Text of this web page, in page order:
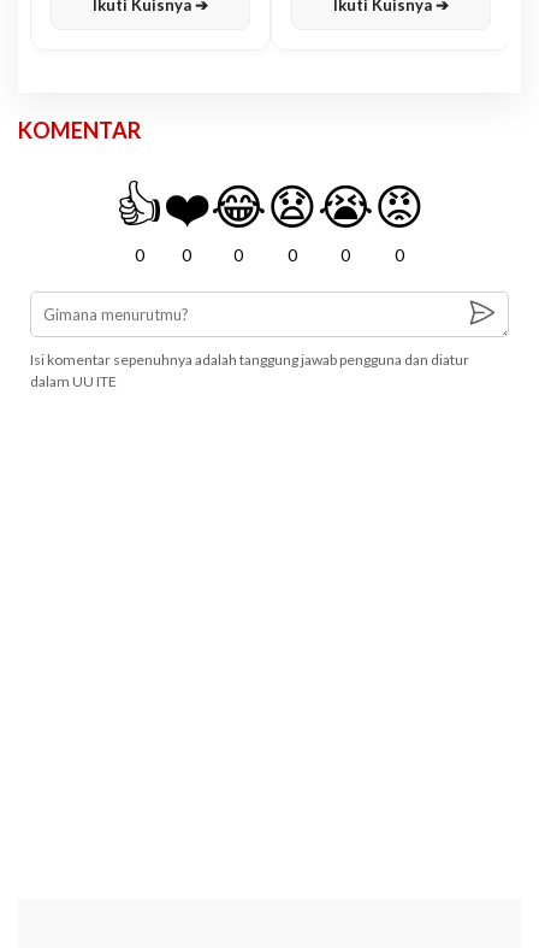
Ikuti Kuisnya ➔ Ikuti Kuisnya ➔
KOMENTAR
👍
0
❤️
0
😂
0
😧
0
😭
0
😡
0
Isi komentar sepenuhnya adalah tanggung jawab pengguna dan diatur
dalam UU ITE